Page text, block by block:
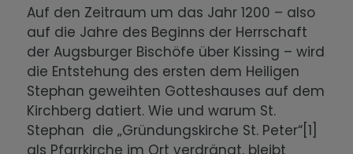
Auf den Zeitraum um das Jahr 1200 – also
auf die Jahre des Beginns der Herrschaft
der Augsburger Bischöfe über Kissing – wird
die Entstehung des ersten dem Heiligen
Stephan geweihten Gotteshauses auf dem
Kirchberg datiert. Wie und warum St.
Stephan die „Gründungskirche St. Peter“[1]
als Pfarrkirche im Ort verdrängt, bleibt